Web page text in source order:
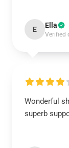
E Ella
Verified
Wonderful
superb